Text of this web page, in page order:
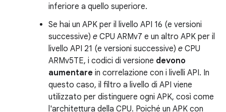
inferiore a quello superiore.
Se hai un APK per il livello API 16 (e versioni
successive) e CPU ARMv7 e un altro APK per il
livello API 21 (e versioni successive) e CPU
ARMv5TE, i codici di versione devono
aumentare in correlazione con i livelli API. In
questo caso, il filtro a livello di API viene
utilizzato per distinguere ogni APK, così come
l'architettura della CPU. Poiché un APK con